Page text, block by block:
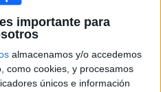
importante para
almacenamos y/o accedemos
como cookies, y procesamos
únicos e información
Brasileirão Play